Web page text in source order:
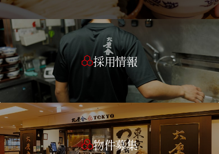
採用情報
物件募集